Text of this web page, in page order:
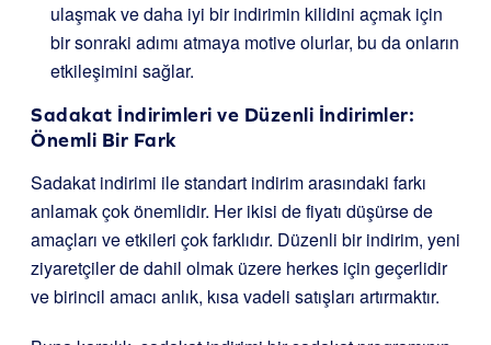
ulaşmak ve daha iyi bir indirimin kilidini açmak için
bir sonraki adımı atmaya motive olurlar, bu da onların
etkileşimini sağlar.
Sadakat İndirimleri ve Düzenli İndirimler:
Önemli Bir Fark
Sadakat indirimi ile standart indirim arasındaki farkı
anlamak çok önemlidir. Her ikisi de fiyatı düşürse de
amaçları ve etkileri çok farklıdır. Düzenli bir indirim, yeni
ziyaretçiler de dahil olmak üzere herkes için geçerlidir
ve birincil amacı anlık, kısa vadeli satışları artırmaktır.